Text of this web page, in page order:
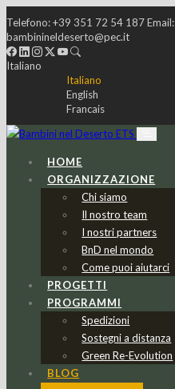
Telefono:+39 351 72 54 187Email:
bambinineldeserto@pec.it
Italiano
Italiano
English
Francais
HOME
ORGANIZZAZIONE
Chi siamo
Il nostro team
I nostri partners
BnD nel mondo
Come puoi aiutarci
PROGETTI
PROGRAMMI
Spedizioni
Sostegni a distanza
Green Re-Evolution
BLOG